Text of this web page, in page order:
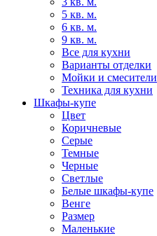
5 кв. м.
6 кв. м.
9 кв. м.
Все для кухни
Варианты отделки
Мойки и смесители
Техника для кухни
Шкафы-купе
Цвет
Коричневые
Серые
Темные
Черные
Светлые
Белые шкафы-купе
Венге
Размер
Маленькие